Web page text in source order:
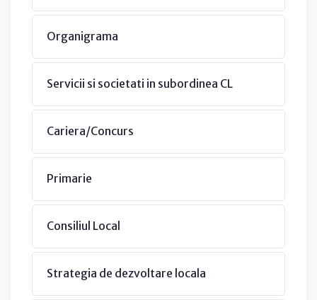
Organigrama
Servicii si societati in subordinea CL
Cariera/Concurs
Primarie
Consiliul Local
Strategia de dezvoltare locala